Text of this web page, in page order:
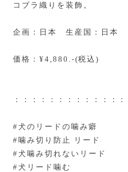
コブラ織りを装飾。
企画：日本 生産国：日本
価格：¥4,880.-(税込)
：：：：：：：：：：：：：
#犬のリードの噛み癖
#噛み切り防止 リード
#犬噛み切れないリード
#犬リード噛む